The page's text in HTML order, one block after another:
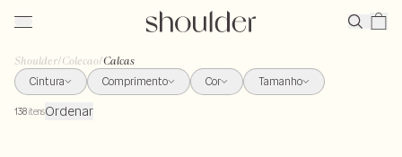
Shoulder/Colecao/Calcas
Cintura
Comprimento Cor Tamanho
138itensOrdenar